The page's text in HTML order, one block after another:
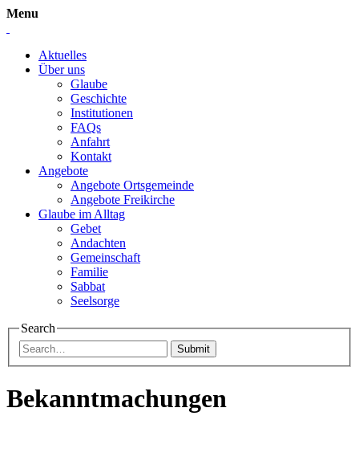
Menu
Aktuelles
Über uns
Glaube
Geschichte
Institutionen
FAQs
Anfahrt
Kontakt
Angebote
Angebote Ortsgemeinde
Angebote Freikirche
Glaube im Alltag
Gebet
Andachten
Gemeinschaft
Familie
Sabbat
Seelsorge
Search
Submit
Bekanntmachungen